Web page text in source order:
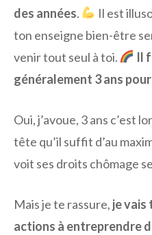
des années.
Il est
ton enseigne bien-être
venir tout seul à toi.
Il
généralement 3 ans
Oui, j’avoue, 3 ans c’est
tête qu’il suffit d’au
voit ses droits chômage
Mais je te rassure, je vais
actions à entreprendre